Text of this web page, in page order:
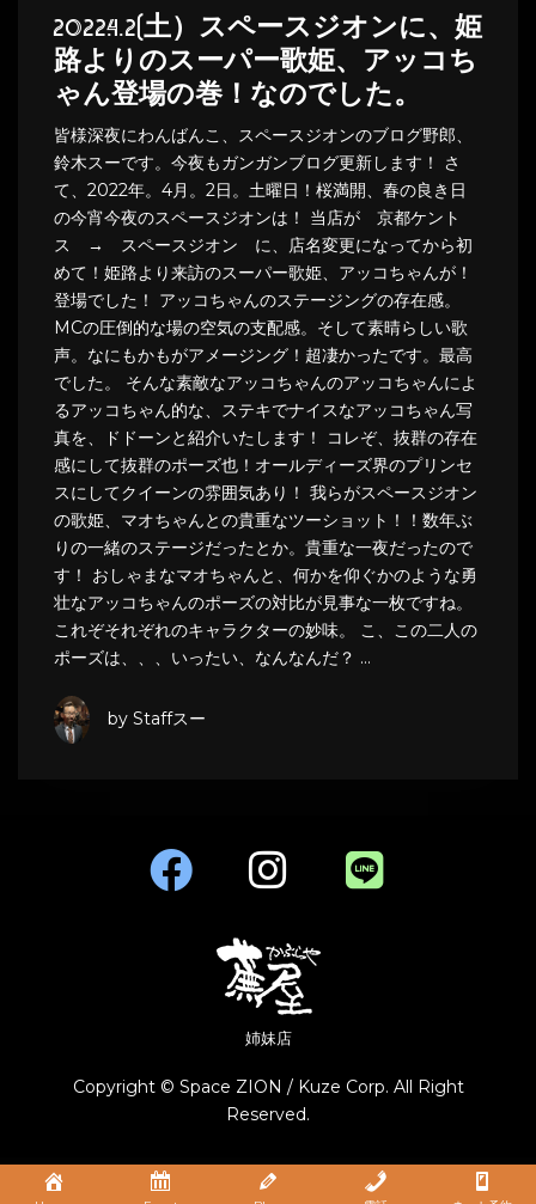
2022.4.2(土）スペースジオンに、姫
路よりのスーパー歌姫、アッコち
ゃん登場の巻！なのでした。
皆様深夜にわんばんこ、スペースジオンのブログ野郎、
鈴木スーです。今夜もガンガンブログ更新します！ さ
て、2022年。4月。2日。土曜日！桜満開、春の良き日
の今宵今夜のスペースジオンは！ 当店が 京都ケント
ス → スペースジオン に、店名変更になってから初
めて！姫路より来訪のスーパー歌姫、アッコちゃんが！
登場でした！ アッコちゃんのステージングの存在感。
MCの圧倒的な場の空気の支配感。そして素晴らしい歌
声。なにもかもがアメージング！超凄かったです。最高
でした。 そんな素敵なアッコちゃんのアッコちゃんによ
るアッコちゃん的な、ステキでナイスなアッコちゃん写
真を、ドドーンと紹介いたします！ コレぞ、抜群の存在
感にして抜群のポーズ也！オールディーズ界のプリンセ
スにしてクイーンの雰囲気あり！ 我らがスペースジオン
の歌姫、マオちゃんとの貴重なツーショット！！数年ぶ
りの一緒のステージだったとか。貴重な一夜だったので
す！ おしゃまなマオちゃんと、何かを仰ぐかのような勇
壮なアッコちゃんのポーズの対比が見事な一枚ですね。
これぞそれぞれのキャラクターの妙味。 こ、この二人の
ポーズは、、、いったい、なんなんだ？ …
by Staffスー
姉妹店
Copyright © Space ZION / Kuze Corp. All Right
Reserved.